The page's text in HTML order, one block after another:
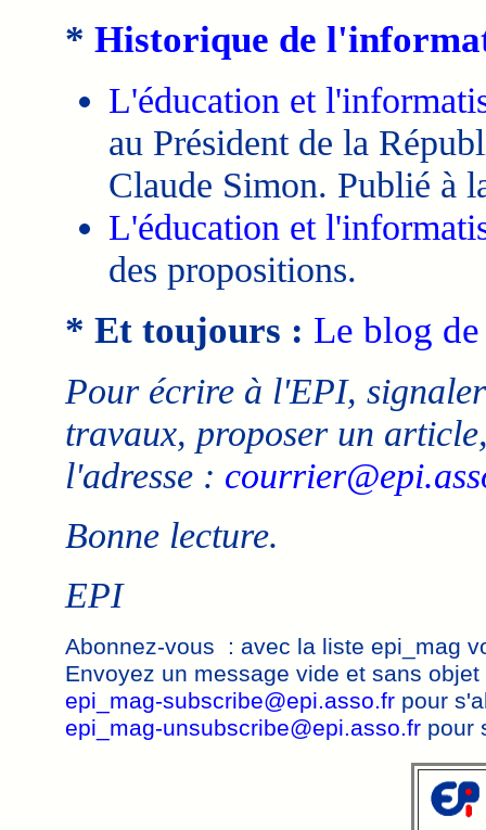
* Historique de
L'éducation et
au Président de la
Claude Simon. Publié à
L'éducation et
des propositions.
* Et toujours : Le blog
Pour écrire à l'EPI,
travaux, proposer un
l'adresse :
Bonne lecture.
EPI
Abonnez-vous : avec la liste epi_mag
Envoyez un message vide et sans
epi_mag-subscribe@epi.asso.frpour
epi_mag-unsubscribe@epi.asso.frpour